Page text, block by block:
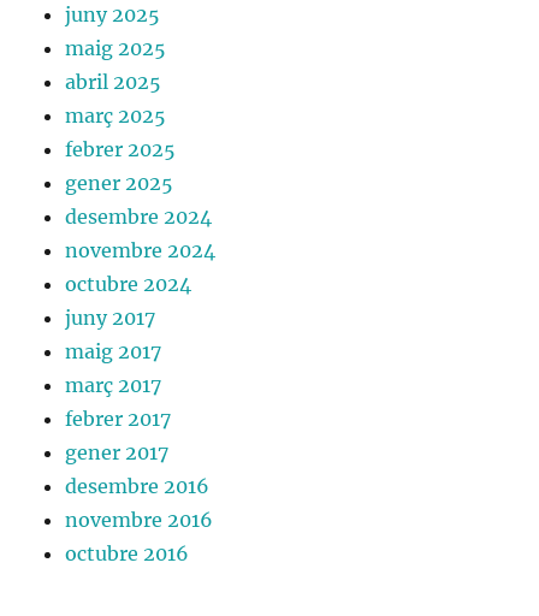
juny 2025
maig 2025
abril 2025
març 2025
febrer 2025
gener 2025
desembre 2024
novembre 2024
octubre 2024
juny 2017
maig 2017
març 2017
febrer 2017
gener 2017
desembre 2016
novembre 2016
octubre 2016